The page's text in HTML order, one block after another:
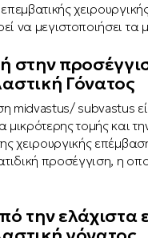
να μεγιστοποιήσει τα
στην
Γόνατος
midvastus/ subvastus
μικρότερης τομής και
χειρουργικής
προσέγγιση, η
την ελάχιστα